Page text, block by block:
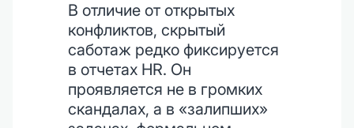
В отличие от открытых
конфликтов, скрытый
саботаж редко фиксируется
в отчетах HR. Он
проявляется не в громких
скандалах, а в «залипших»